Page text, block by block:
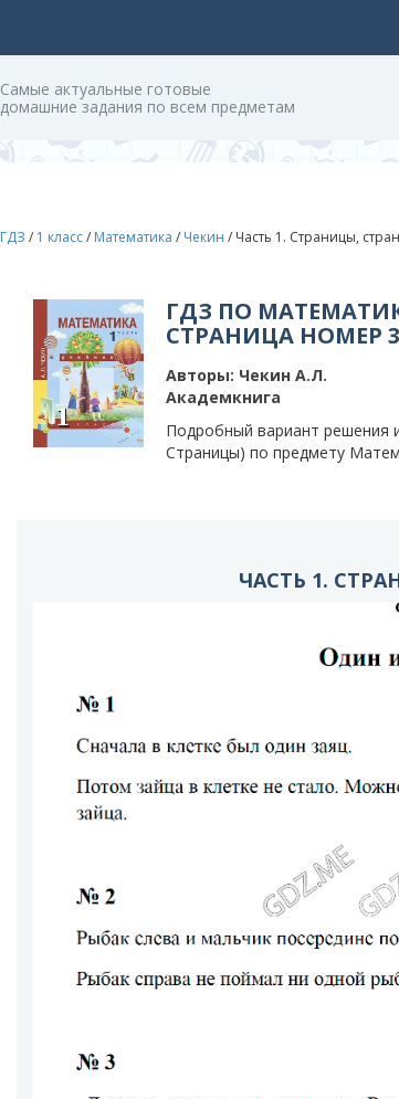
Cамые актуальные готовые
домашние задания по всем предметам
ГДЗ / 1 класс/ Математика / Чекин / Часть 1. Страницы,
ГДЗ ПО
СТРАНИЦА НОМЕР
Авторы: Чекин А.Л.
Академкнига
Подробный вариант решения
Страницы) по предмету
ЧАСТЬ 1.